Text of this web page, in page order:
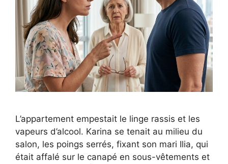
L’appartement empestait le linge rassis et les
vapeurs d’alcool. Karina se tenait au milieu du
salon, les poings serrés, fixant son mari Ilia, qui
était affalé sur le canapé en sous-vêtements et